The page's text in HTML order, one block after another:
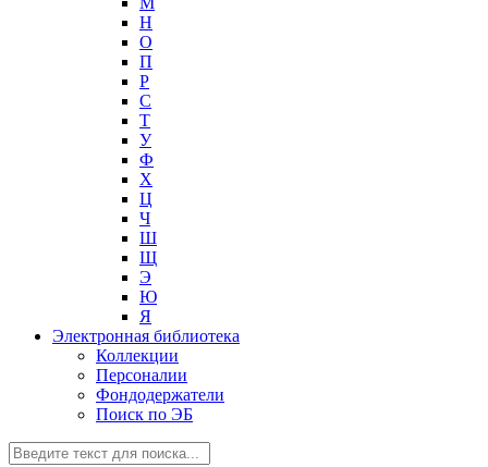
Н
О
П
Р
С
Т
У
Ф
Х
Ц
Ч
Ш
Щ
Э
Ю
Я
Электронная библиотека
Коллекции
Персоналии
Фондодержатели
Поиск по ЭБ